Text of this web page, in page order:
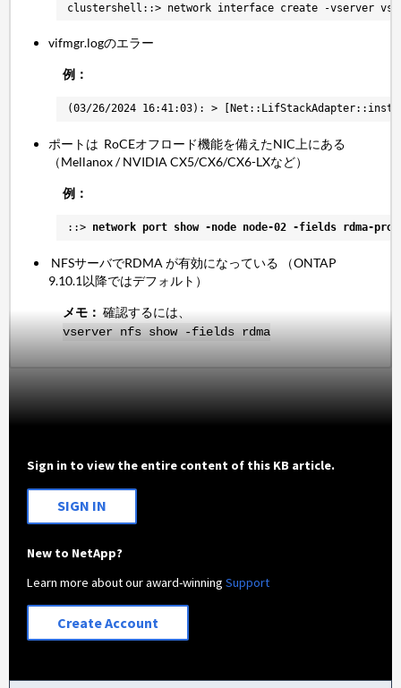
clustershell::> network interface create -vserver vs0
vifmgr.logのエラー
例：
(03/26/2024 16:41:03): >
ポートは RoCEオフロード機能を備えたNIC上にある
（Mellanox / NVIDIA CX5/CX6/CX6-LXなど）
例：
::> network port show -node node-02 -fields rdma-
NFSサーバでRDMA が有効になっている （ONTAP
9.10.1以降ではデフォルト）
メモ： 確認するには、
vserver nfs show -fields rdma
Sign in to view the entire content of this KB article.
SIGN IN
New to NetApp?
Learn more about our award-winningSupport
Create Account